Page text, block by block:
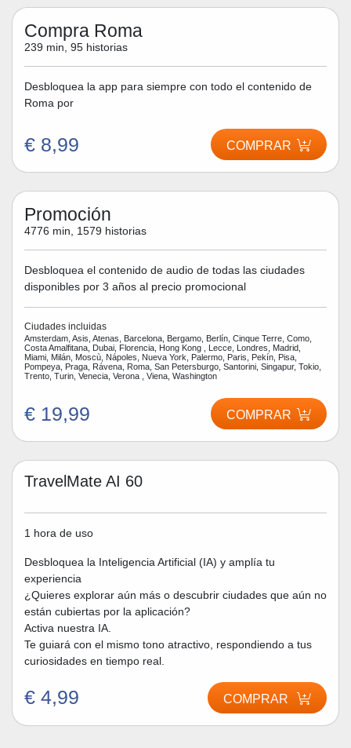
Compra Roma
239 min, 95 historias
Desbloquea la app para siempre con todo el contenido de
Roma por
€ 8,99 COMPRAR
Promoción
4776 min, 1579 historias
Desbloquea el contenido de audio de todas las ciudades
disponibles por 3 años al precio promocional
Ciudades incluidas
Amsterdam, Asis, Atenas, Barcelona, Bergamo, Berlín, Cinque Terre, Como,
Costa Amalfitana, Dubai, Florencia, Hong Kong , Lecce, Londres, Madrid,
Miami, Milán, Moscù, Nápoles, Nueva York, Palermo, Paris, Pekín, Pisa,
Pompeya, Praga, Rávena, Roma, San Petersburgo, Santorini, Singapur, Tokio,
Trento, Turin, Venecia, Verona , Viena, Washington
€ 19,99 COMPRAR
TravelMate AI 60
1 hora de uso
Desbloquea la Inteligencia Artificial (IA) y amplía tu
experiencia
¿Quieres explorar aún más o descubrir ciudades que aún no
están cubiertas por la aplicación?
Activa nuestra IA.
Te guiará con el mismo tono atractivo, respondiendo a tus
curiosidades en tiempo real.
€ 4,99 COMPRAR